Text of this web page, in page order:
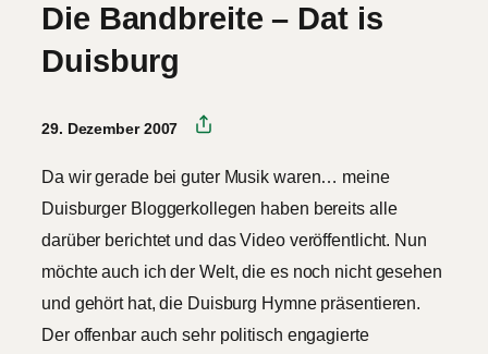
Die Bandbreite – Dat is
Duisburg
29. Dezember 2007
Da wir gerade bei guter Musik waren… meine
Duisburger Bloggerkollegen haben bereits alle
darüber berichtet und das Video veröffentlicht. Nun
möchte auch ich der Welt, die es noch nicht gesehen
und gehört hat, die Duisburg Hymne präsentieren.
Der offenbar auch sehr politisch engagierte